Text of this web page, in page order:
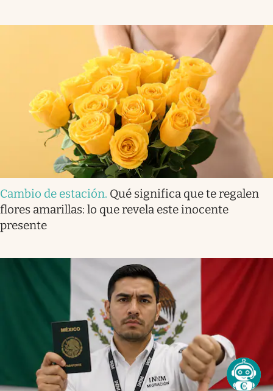
Cambio de estación. Qué significa que te regalen
flores amarillas: lo que revela este inocente
presente